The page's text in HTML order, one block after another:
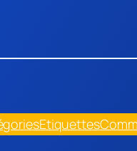
Etiquettes